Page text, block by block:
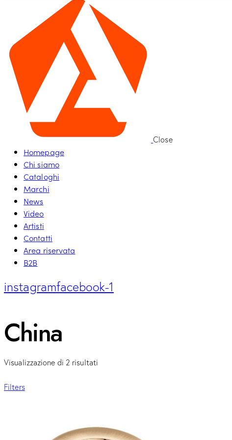
Close
Homepage
Chi siamo
Cataloghi
Marchi
News
Video
Artisti
Contatti
Area riservata
B2B
instagramfacebook-1
China
Visualizzazione di 2 risultati
Filters